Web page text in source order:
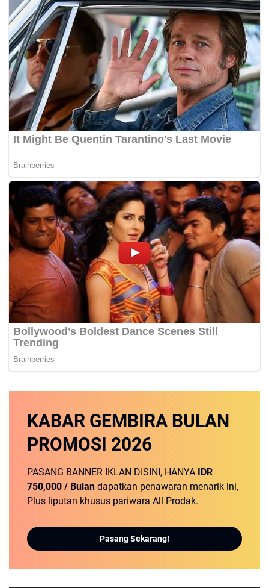
KABAR GEMBIRA BULAN
PROMOSI 2026
PASANG BANNER IKLAN DISINI, HANYA
IDR
750,000 / Bulan dapatkan penawaran menarik ini,
Plus liputan khusus pariwara All Prodak.
Pasang Sekarang!